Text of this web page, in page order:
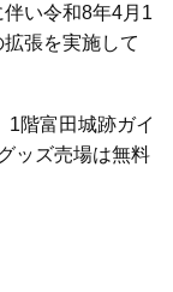
い令和8年4月1
張を実施して
1階富田城跡ガイ
ッズ売場は無料